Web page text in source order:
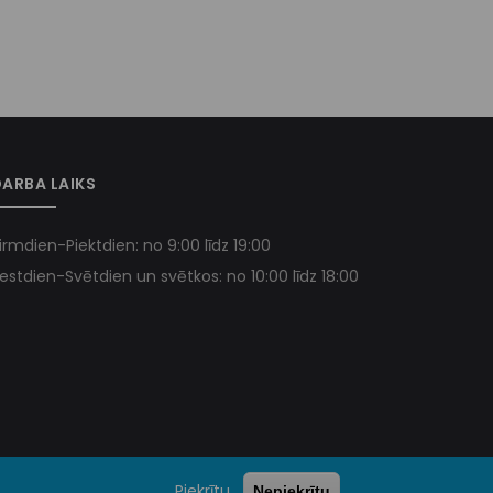
LAIKS
Piektdien: no 9:00 līdz 19:00
Svētdien un svētkos: no 10:00 līdz 18:00